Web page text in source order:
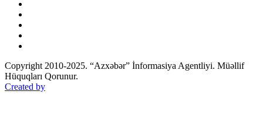
Copyright 2010-2025. “Azxəbər” İnformasiya Agentliyi. Müəllif
Hüquqları Qorunur.
Created by